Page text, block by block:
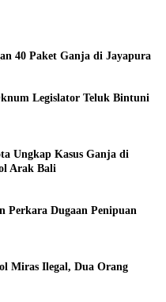
40 Paket Ganja di Jayapura
Legislator Teluk Bintuni
Ungkap Kasus Ganja di
Arak Bali
Perkara Dugaan Penipuan
Miras Ilegal, Dua Orang